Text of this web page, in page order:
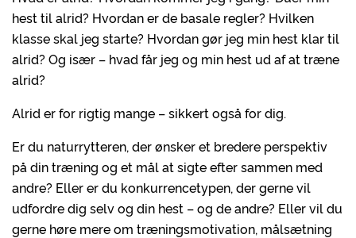
hest til alrid? Hvordan er de basale regler? Hvilken
klasse skal jeg starte? Hvordan gør jeg min hest klar til
alrid? Og især – hvad får jeg og min hest ud af at træne
alrid?
Alrid er for rigtig mange – sikkert også for dig.
Er du naturrytteren, der ønsker et bredere perspektiv
på din træning og et mål at sigte efter sammen med
andre? Eller er du konkurrencetypen, der gerne vil
udfordre dig selv og din hest – og de andre? Eller vil du
gerne høre mere om træningsmotivation, målsætning